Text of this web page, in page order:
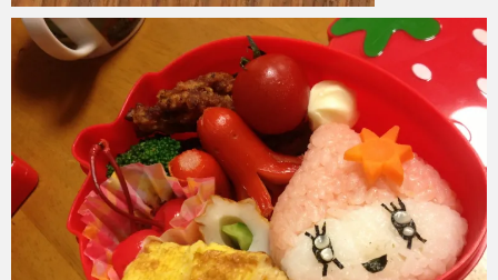
azuki 2017年6月6日